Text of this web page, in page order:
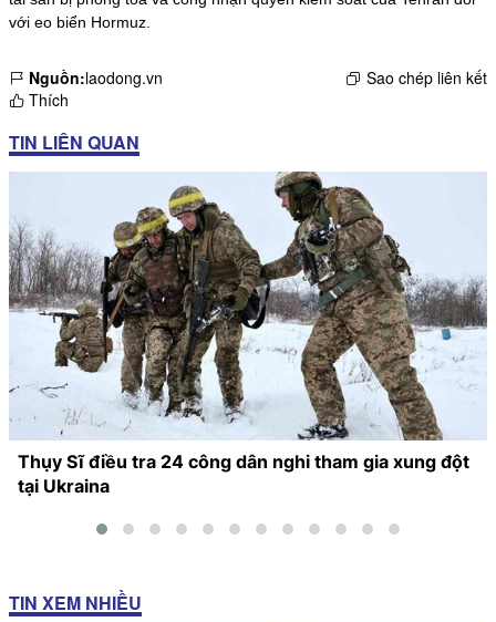
với eo biển Hormuz.
Nguồn:laodong.vn
Sao chép liên kết
Thích
TIN LIÊN QUAN
Thụy Sĩ điều tra 24 công dân nghi tham gia xung đột
tại Ukraina
TIN XEM NHIỀU